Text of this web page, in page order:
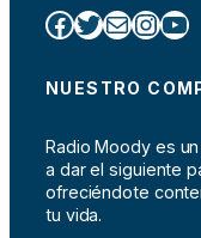
Facebook Twitter Correo electrónico InstagramYouTube
NUESTRO
Radio Moody es
a dar el siguiente
ofreciéndote
tu vida.